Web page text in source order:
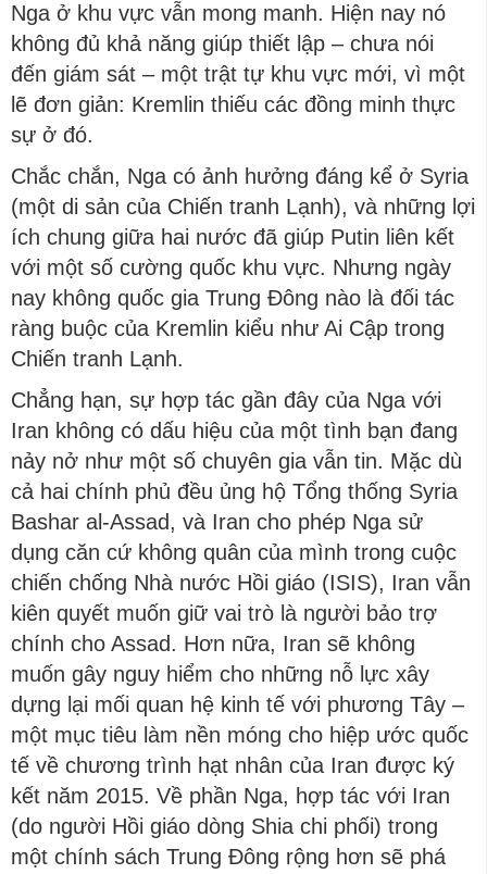
Nga ở khu vực vẫn mong manh. Hiện nay nó
không đủ khả năng giúp thiết lập – chưa nói
đến giám sát – một trật tự khu vực mới, vì một
lẽ đơn giản: Kremlin thiếu các đồng minh thực
sự ở đó.
Chắc chắn, Nga có ảnh hưởng đáng kể ở Syria
(một di sản của Chiến tranh Lạnh), và những lợi
ích chung giữa hai nước đã giúp Putin liên kết
với một số cường quốc khu vực. Nhưng ngày
nay không quốc gia Trung Đông nào là đối tác
ràng buộc của Kremlin kiểu như Ai Cập trong
Chiến tranh Lạnh.
Chẳng hạn, sự hợp tác gần đây của Nga với
Iran không có dấu hiệu của một tình bạn đang
nảy nở như một số chuyên gia vẫn tin. Mặc dù
cả hai chính phủ đều ủng hộ Tổng thống Syria
Bashar al-Assad, và Iran cho phép Nga sử
dụng căn cứ không quân của mình trong cuộc
chiến chống Nhà nước Hồi giáo (ISIS), Iran vẫn
kiên quyết muốn giữ vai trò là người bảo trợ
chính cho Assad. Hơn nữa, Iran sẽ không
muốn gây nguy hiểm cho những nỗ lực xây
dựng lại mối quan hệ kinh tế với phương Tây –
một mục tiêu làm nền móng cho hiệp ước quốc
tế về chương trình hạt nhân của Iran được ký
kết năm 2015. Về phần Nga, hợp tác với Iran
(do người Hồi giáo dòng Shia chi phối) trong
một chính sách Trung Đông rộng hơn sẽ phá